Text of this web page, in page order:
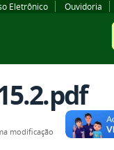
Eletrônico
Ouvidoria
modificação